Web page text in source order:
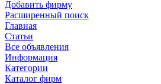
Добавить фирму
Расширенный поиск
Главная
Статьи
Все объявления
Информация
Категории
Каталог фирм